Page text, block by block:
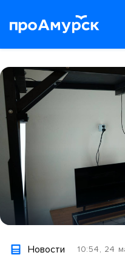
Новости 10:54, 24